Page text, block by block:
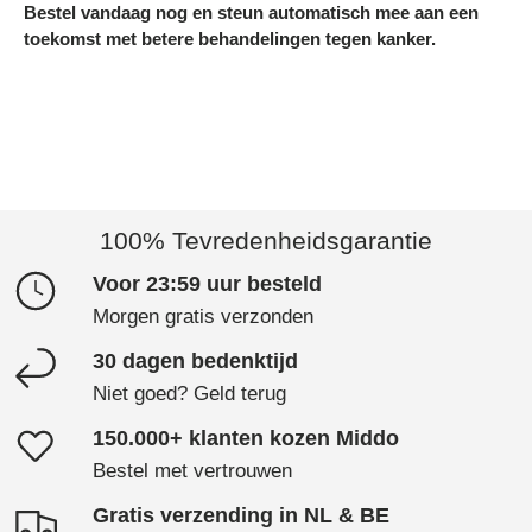
Bestel vandaag nog en steun automatisch mee aan een
toekomst met betere behandelingen tegen kanker.
100% Tevredenheidsgarantie
Voor 23:59 uur besteld
Morgen gratis verzonden
30 dagen bedenktijd
Niet goed? Geld terug
150.000+ klanten kozen Middo
Bestel met vertrouwen
Gratis verzending in NL & BE